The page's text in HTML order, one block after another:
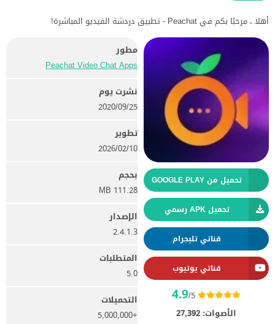
أهلا ، مرحبًا بكم في Peachat - تطبيق دردشة الفيديو المباشرة!
تحميل من GOOGLE PLAY
تحميل APK رسمي
قناتي تليجرام
قناتي يوتيوب
4.9/5
الأصوات: 27,392
مطور
Peachat Video Chat Apps
نشرت يوم
25‏/09‏/2020
تطوير
10‏/02‏/2026
بحجم
111.28 MB
الإصدار
2.4.1.3
المتطلبات
5.0
التحميلات
+5,000,000